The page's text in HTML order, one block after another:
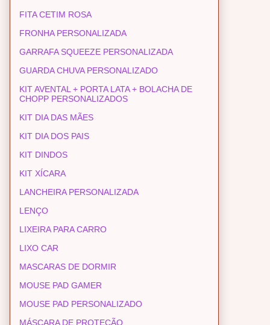
FITA CETIM ROSA
FRONHA PERSONALIZADA
GARRAFA SQUEEZE PERSONALIZADA
GUARDA CHUVA PERSONALIZADO
KIT AVENTAL + PORTA LATA + BOLACHA DE
CHOPP PERSONALIZADOS
KIT DIA DAS MÃES
KIT DIA DOS PAIS
KIT DINDOS
KIT XÍCARA
LANCHEIRA PERSONALIZADA
LENÇO
LIXEIRA PARA CARRO
LIXO CAR
MASCARAS DE DORMIR
MOUSE PAD GAMER
MOUSE PAD PERSONALIZADO
MÁSCARA DE PROTEÇÃO